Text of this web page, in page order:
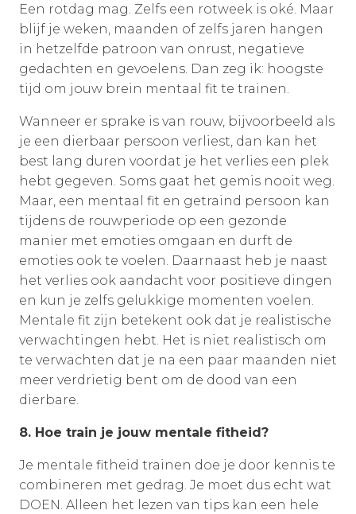
Een rotdag mag. Zelfs een rotweek is oké. Maar
blijf je weken, maanden of zelfs jaren hangen
in hetzelfde patroon van onrust, negatieve
gedachten en gevoelens. Dan zeg ik: hoogste
tijd om jouw brein mentaal fit te trainen.
Wanneer er sprake is van rouw, bijvoorbeeld als
je een dierbaar persoon verliest, dan kan het
best lang duren voordat je het verlies een plek
hebt gegeven. Soms gaat het gemis nooit weg.
Maar, een mentaal fit en getraind persoon kan
tijdens de rouwperiode op een gezonde
manier met emoties omgaan en durft de
emoties ook te voelen. Daarnaast heb je naast
het verlies ook aandacht voor positieve dingen
en kun je zelfs gelukkige momenten voelen.
Mentale fit zijn betekent ook dat je realistische
verwachtingen hebt. Het is niet realistisch om
te verwachten dat je na een paar maanden niet
meer verdrietig bent om de dood van een
dierbare.
8. Hoe train je jouw mentale fitheid?
Je mentale fitheid trainen doe je door kennis te
combineren met gedrag. Je moet dus echt wat
DOEN. Alleen het lezen van tips kan een hele